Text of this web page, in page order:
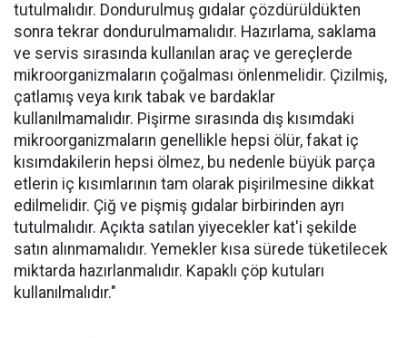
tutulmalıdır. Dondurulmuş gıdalar çözdürüldükten
sonra tekrar dondurulmamalıdır. Hazırlama, saklama
ve servis sırasında kullanılan araç ve gereçlerde
mikroorganizmaların çoğalması önlenmelidir. Çizilmiş,
çatlamış veya kırık tabak ve bardaklar
kullanılmamalıdır. Pişirme sırasında dış kısımdaki
mikroorganizmaların genellikle hepsi ölür, fakat iç
kısımdakilerin hepsi ölmez, bu nedenle büyük parça
etlerin iç kısımlarının tam olarak pişirilmesine dikkat
edilmelidir. Çiğ ve pişmiş gıdalar birbirinden ayrı
tutulmalıdır. Açıkta satılan yiyecekler kat'i şekilde
satın alınmamalıdır. Yemekler kısa sürede tüketilecek
miktarda hazırlanmalıdır. Kapaklı çöp kutuları
kullanılmalıdır."